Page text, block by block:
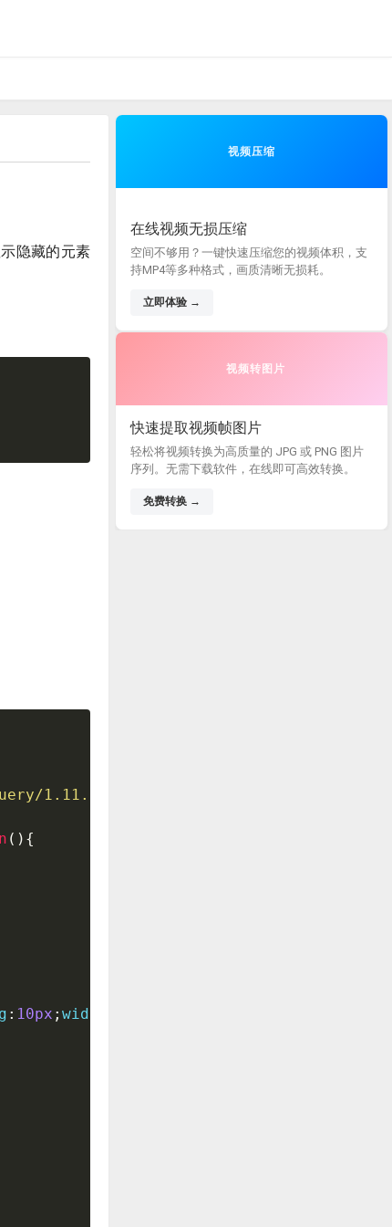
隐藏的元素
1.11.2/jquery.min.js
(){
: 10px ; width
视频压缩
在线视频无损压缩
空间不够用？一键快速压缩您的视频体积，支
持MP4等多种格式，画质清晰无损耗。
立即体验 →
视频转图片
快速提取视频帧图片
轻松将视频转换为高质量的 JPG 或 PNG 图片
序列。无需下载软件，在线即可高效转换。
免费转换 →